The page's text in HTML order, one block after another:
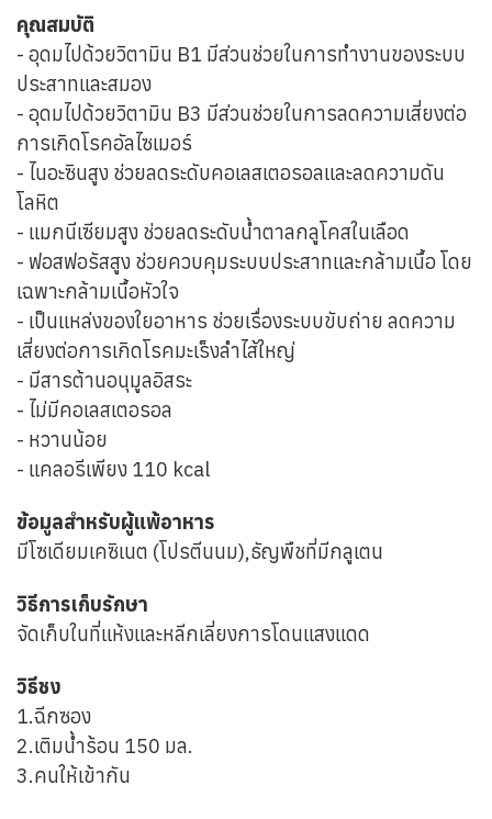
คุณสมบัติ
- อุดมไปด้วยวิตามิน B1 มีส่วนช่วยในการทำงานของระบบ
ประสาทและสมอง
- อุดมไปด้วยวิตามิน B3 มีส่วนช่วยในการลดความเสี่ยงต่อ
การเกิดโรคอัลไซเมอร์
- ไนอะซินสูง ช่วยลดระดับคอเลสเตอรอลและลดความดัน
โลหิต
- แมกนีเซียมสูง ช่วยลดระดับน้ำตาลกลูโคสในเลือด
- ฟอสฟอรัสสูง ช่วยควบคุมระบบประสาทและกล้ามเนื้อ โดย
เฉพาะกล้ามเนื้อหัวใจ
- เป็นแหล่งของใยอาหาร ช่วยเรื่องระบบขับถ่าย ลดความ
เสี่ยงต่อการเกิดโรคมะเร็งลำไส้ใหญ่
- มีสารต้านอนุมูลอิสระ
- ไม่มีคอเลสเตอรอล
- หวานน้อย
- แคลอรีเพียง 110 kcal
ข้อมูลสำหรับผู้แพ้อาหาร
มีโซเดียมเคซิเนต (โปรตีนนม),ธัญพืชที่มีกลูเตน
วิธีการเก็บรักษา
จัดเก็บในที่แห้งและหลีกเลี่ยงการโดนแสงแดด
วิธีชง
1.ฉีกซอง
2.เติมน้ำร้อน 150 มล.
3.คนให้เข้ากัน